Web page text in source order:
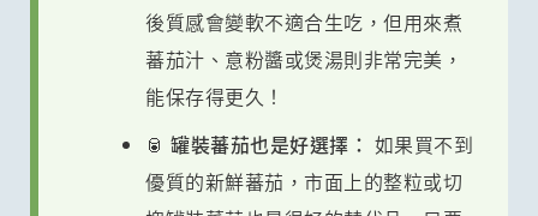
後質感會變軟不適合生吃，但用來煮
蕃茄汁、意粉醬或煲湯則非常完美，
能保存得更久！
🥫 罐裝蕃茄也是好選擇： 如果買不到
優質的新鮮蕃茄，市面上的整粒或切